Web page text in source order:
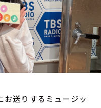
お送りするミュージッ